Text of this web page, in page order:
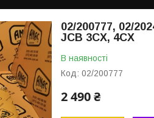
02/200777, 02/
JCB 3CX, 4CX
В наявності
Код: 02/200777
2 490 ₴